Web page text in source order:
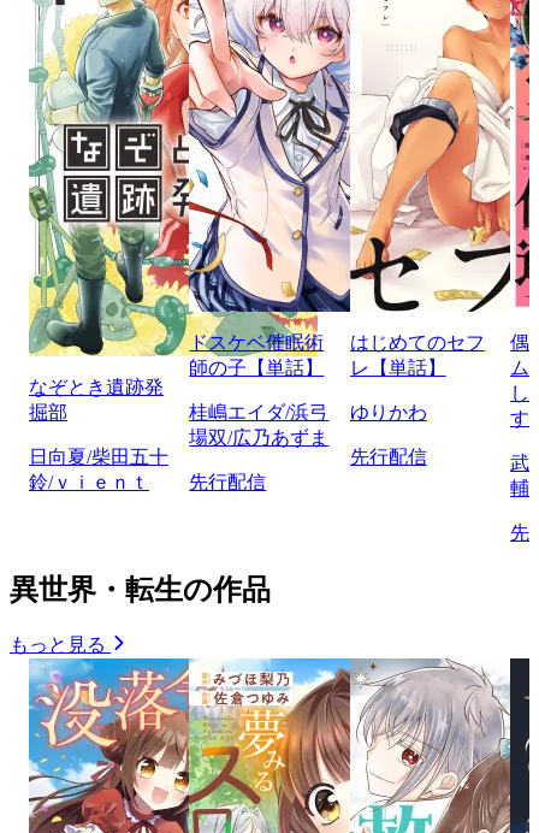
なぞとき遺跡発
掘部
日向夏/柴田五十
鈴/ｖｉｅｎｔ
ドスケベ催眠術
師の子【単話】
桂嶋エイダ/浜弓
場双/広乃あずま
先行配信
はじめてのセフ
レ【単話】
ゆりかわ
先行配信
偶
ム
し
す
武
輔
先
異世界・転生の作品
もっと見る